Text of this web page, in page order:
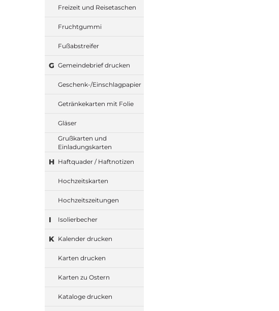
Freizeit und Reisetaschen
Fruchtgummi
Fußabstreifer
G Gemeindebrief drucken
Geschenk-/Einschlagpapier
Getränkekarten mit Folie
Gläser
Grußkarten und
Einladungskarten
H Haftquader / Haftnotizen
Hochzeitskarten
Hochzeitszeitungen
I Isolierbecher
K Kalender drucken
Karten drucken
Karten zu Ostern
Kataloge drucken